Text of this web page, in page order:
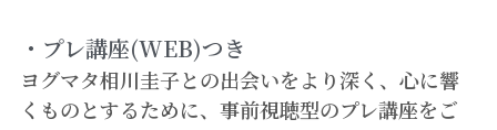
・プレ講座(WEB)つき
ヨグマタ相川圭子との出会いをより深く、心に響
くものとするために、事前視聴型のプレ講座をご